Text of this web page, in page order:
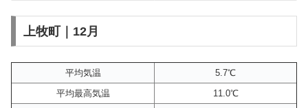
上牧町｜12月
平均気温
5.7℃
平均最高気温
11.0℃